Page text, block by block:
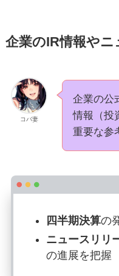
企業のIR情報やニ
コバ妻
企業の公
情報（投
重要な参
四半期決算の
ニュースリリ
の進展を把握